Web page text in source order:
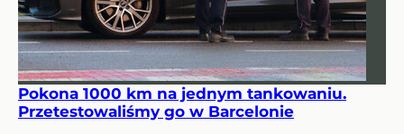
Pokona 1000 km na jednym tankowaniu.
Przetestowaliśmy go w Barcelonie